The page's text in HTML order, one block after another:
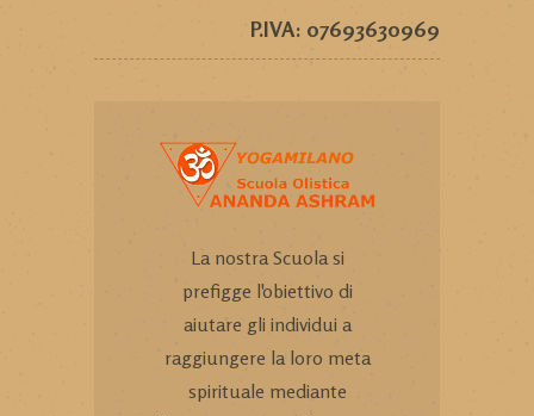
P.IVA: 07693630969
La nostra Scuola si
prefigge l'obiettivo di
aiutare gli individui a
raggiungere la loro meta
spirituale mediante